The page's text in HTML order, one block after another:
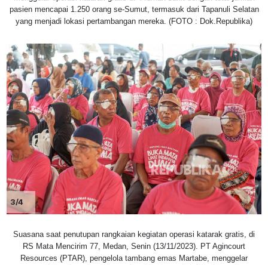
pasien mencapai 1.250 orang se-Sumut, termasuk dari Tapanuli Selatan
yang menjadi lokasi pertambangan mereka. (FOTO : Dok.Republika)
3/4
Suasana saat penutupan rangkaian kegiatan operasi katarak gratis, di
RS Mata Mencirim 77, Medan, Senin (13/11/2023). PT Agincourt
Resources (PTAR), pengelola tambang emas Martabe, menggelar